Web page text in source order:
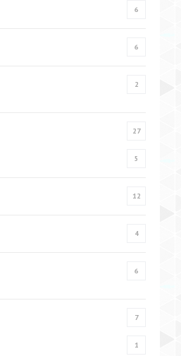
6
6
2
27
5
12
4
6
7
1